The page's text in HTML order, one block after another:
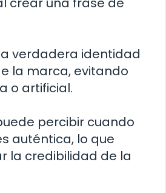
verdadera identidad
la marca, evitando
o artificial.
percibir cuando
auténtica, lo que
la credibilidad de la